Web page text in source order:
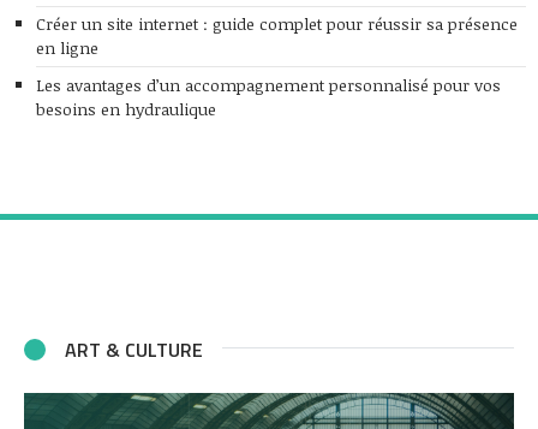
Créer un site internet : guide complet pour réussir sa présence
en ligne
Les avantages d’un accompagnement personnalisé pour vos
besoins en hydraulique
ART & CULTURE